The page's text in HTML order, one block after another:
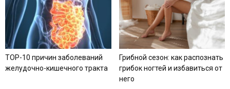
TOP-10 причин заболеваний
желудочно-кишечного тракта
Грибной сезон: как распознать
грибок ногтей и избавиться от
него